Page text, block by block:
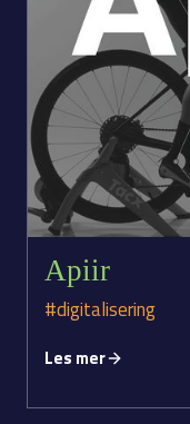
Apiir
#digitalisering
Les mer